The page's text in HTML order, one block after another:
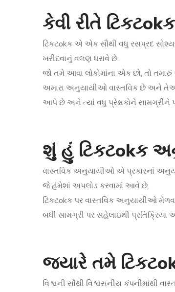
કેવી રીતે
ટિકટokક એ એક સૌથી વધુ રસપ્રદ
ખરીદવાનું વલણ ધરાવે છે.
જો તમે આવા લોકોમાંના એક છો, તો
અમારા અનુયાયીઓ વાસ્તવિક છે અને તેઓ
આપે છે અને ત્યાં વધુ પ્રેક્ષકોને સામગ્રીને
શું હું ટિકટokક
વાસ્તવિક અનુયાયીઓ એ પ્રકારનાં
જે હંમેશાં અપલોડ કરવામાં આવે છે.
ટિકટokક પર વાસ્તવિક અનુયાયીઓ
બધી સામગ્રી પર સહેલાઇથી પ્રતિક્રિયા
જ્યારે તમે
વિશ્વની સૌથી વિશ્વસનીય કંપનીમાંથી